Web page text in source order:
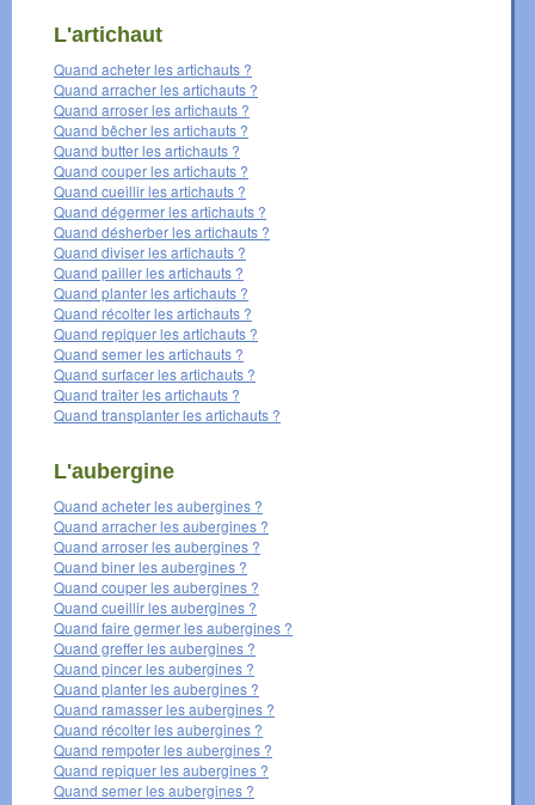
L'artichaut
Quand acheter les artichauts ?
Quand arracher les artichauts ?
Quand arroser les artichauts ?
Quand bêcher les artichauts ?
Quand butter les artichauts ?
Quand couper les artichauts ?
Quand cueillir les artichauts ?
Quand dégermer les artichauts ?
Quand désherber les artichauts ?
Quand diviser les artichauts ?
Quand pailler les artichauts ?
Quand planter les artichauts ?
Quand récolter les artichauts ?
Quand repiquer les artichauts ?
Quand semer les artichauts ?
Quand surfacer les artichauts ?
Quand traiter les artichauts ?
Quand transplanter les artichauts ?
L'aubergine
Quand acheter les aubergines ?
Quand arracher les aubergines ?
Quand arroser les aubergines ?
Quand biner les aubergines ?
Quand couper les aubergines ?
Quand cueillir les aubergines ?
Quand faire germer les aubergines ?
Quand greffer les aubergines ?
Quand pincer les aubergines ?
Quand planter les aubergines ?
Quand ramasser les aubergines ?
Quand récolter les aubergines ?
Quand rempoter les aubergines ?
Quand repiquer les aubergines ?
Quand semer les aubergines ?